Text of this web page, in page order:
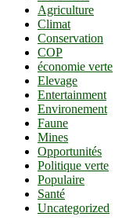
Agriculture
Climat
Conservation
COP
économie verte
Elevage
Entertainment
Environement
Faune
Mines
Opportunités
Politique verte
Populaire
Santé
Uncategorized